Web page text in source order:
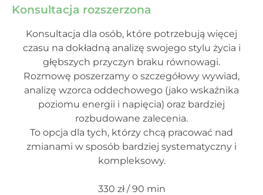
Konsultacja rozszerzona
Konsultacja dla osób, które potrzebują więcej
czasu na dokładną analizę swojego stylu życia i
głębszych przyczyn braku równowagi.
Rozmowę poszerzamy o szczegółowy wywiad,
analizę wzorca oddechowego (jako wskaźnika
poziomu energii i napięcia) oraz bardziej
rozbudowane zalecenia.
To opcja dla tych, którzy chcą pracować nad
zmianami w sposób bardziej systematyczny i
kompleksowy.
330 zł / 90 min